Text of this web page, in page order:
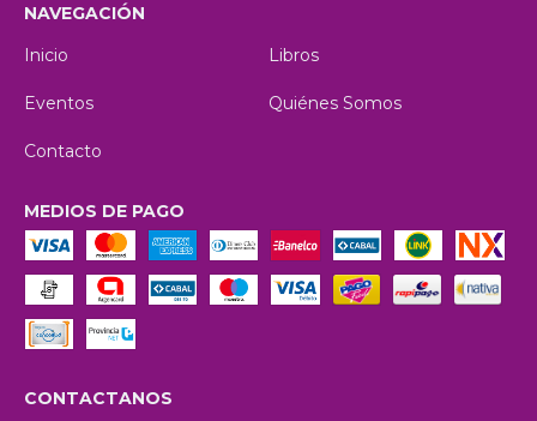
NAVEGACIÓN
Inicio
Libros
Eventos Quiénes Somos
Contacto
MEDIOS DE PAGO
CONTACTANOS